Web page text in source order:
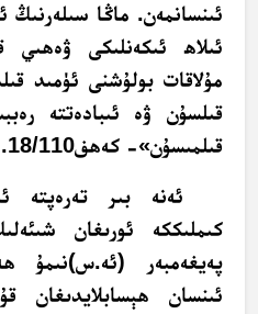
ئىنسانمەن. ماڭا سىلەرنىڭ
ئىلاھ ئىكەنلىكى ۋەھىي
مۇلاقات بولۇشنى ئۈمىد
قىلسۇن ۋە ئىبادەتتە
قىلمىسۇن»- كەھف18/110.
ئەنە بىر تەرەپتە
كىملىككە ئورىغان
پەيغەمبەر (ئە.س)نىمۇ
ئىنسان ھېسابلايدىغان